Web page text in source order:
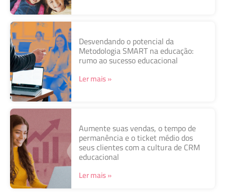
Desvendando o potencial da
Metodologia SMART na educação:
rumo ao sucesso educacional
Ler mais »
Aumente suas vendas, o tempo de
permanência e o ticket médio dos
seus clientes com a cultura de CRM
educacional
Ler mais »